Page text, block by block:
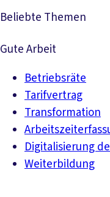
Beliebte Themen
Gute Arbeit
Betriebsräte
Tarifvertrag
Transformation
Digitalisierung
Weiterbildung